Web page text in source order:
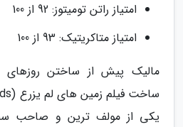
امتیاز راتن تومیتوز: 92 از 100
امتیاز متاکریتیک: 93 از 100
مالیک پیش از ساختن روزهای
یکی از مولف ترین و صاحب